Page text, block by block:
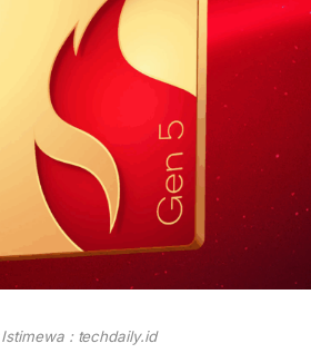
: techdaily.id